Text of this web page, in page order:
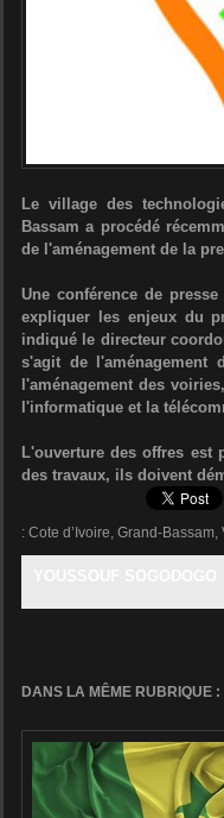
Le village des
Bassam a procédé
de l'aménagement de la
Une conférence de
expliquer les enjeux du
indiqué le directeur
s'agit de
l'aménagement des
l'informatique et la
L'ouverture des offres
des travaux, ils doivent
: Cote d’Ivoire, Grand-Bassam,
DANS LA MÊME RUBRIQUE :